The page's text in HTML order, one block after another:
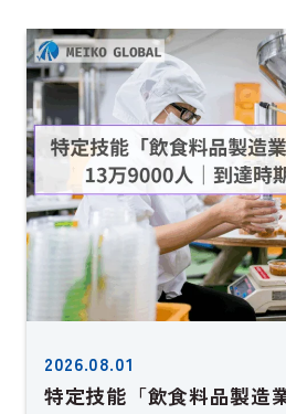
2026.08.01
特定技能「飲食料品製造